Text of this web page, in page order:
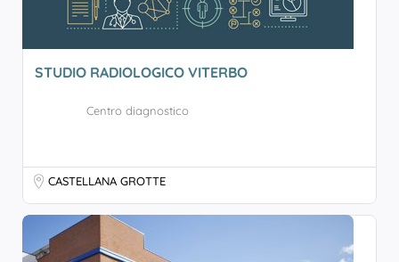
STUDIO RADIOLOGICO VITERBO
Centro diagnostico
CASTELLANA GROTTE